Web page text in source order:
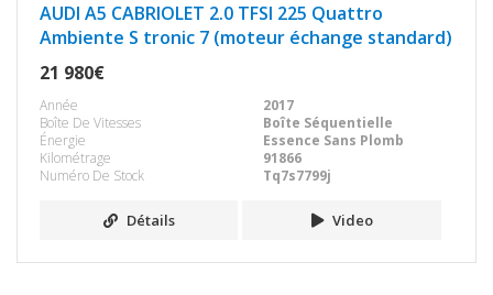
AUDI A5 CABRIOLET 2.0 TFSI 225 Quattro
Ambiente S tronic 7 (moteur échange standard)
21 980€
Année
2017
Boîte De Vitesses
Boîte Séquentielle
Énergie
Essence Sans Plomb
Kilométrage
91866
Numéro De Stock
Tq7s7799j
Détails Video